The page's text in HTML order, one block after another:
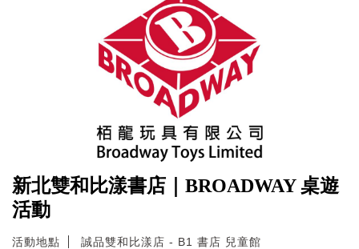
新北雙和比漾書店｜BROADWAY 桌遊
活動
活動地點
誠品雙和比漾店 - B1 書店 兒童館